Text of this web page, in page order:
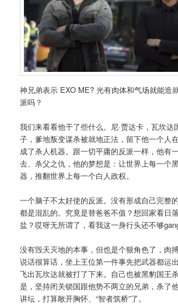
神兄弟表示 EXO ME? 光有肉体和气场就能造
派吗？
我们来看看他干了些什么。尼·贾达卡，瓦坎达
子，爹地叛变谋杀被就地正法，留下他一个人
成了杀人机器。跟一切平庸的反派一样，他有
去、杀父之仇，他的梦想是：让世界上每一个
器，推翻世界上每一个白人政权。
一个脑子不太好使的反派。没有形成自己完整
都是混乱的。究竟是替爸爸不值？想回家看日
盐？哎呀无所谓了，看我这一身行头还不够
没有毁天灭地的本事，但也是个狠角色了，肉
说话很算话，坐上王位第一件事先把武器都运
飞出瓦坎达就被打了下来。自己也被黑豹国
是，坚持闭关锁国跟他势不两立的兄弟，杀了
讲坛，打算敞开胸怀、“智者筑桥”了。